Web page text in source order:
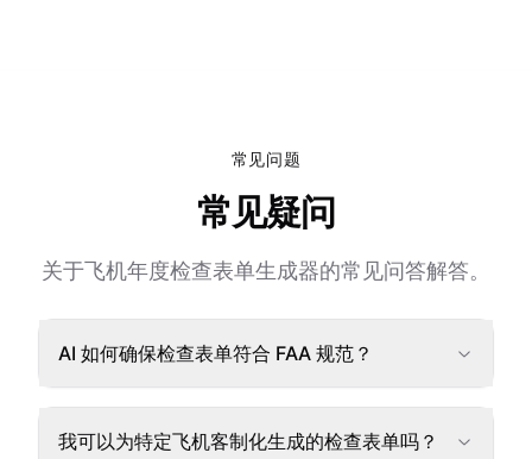
常见问题
常见疑问
关于飞机年度检查表单生成器的常见问答解答。
AI 如何确保检查表单符合 FAA 规范？
我可以为特定飞机客制化生成的检查表单吗？